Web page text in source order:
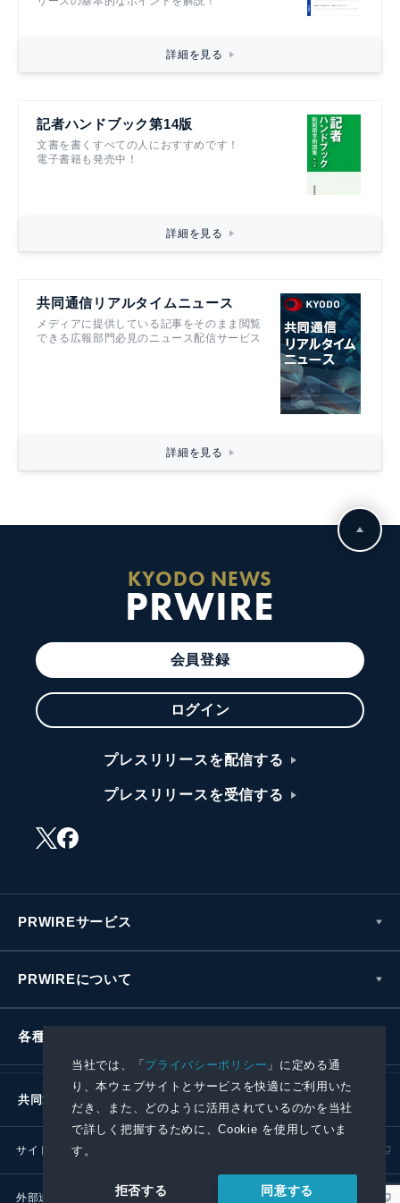
当社では、「プライバシーポリシー 」に定める通
り、本ウェブサイトとサービスを快適にご利用いた
だき、また、どのように活用されているのかを当社
で詳しく把握するために、Cookie を使用していま
す。
拒否する 同意する
詳細を見る
記者ハンドブック第14版
文書を書くすべての人におすすめです！
電子書籍も発売中！
詳細を見る
共同通信リアルタイムニュース
メディアに提供している記事をそのまま閲覧
できる広報部門必見のニュース配信サービス
詳細を見る
KYODO NEWS
PRWIRE
会員登録
ログイン
プレスリリースを配信する
プレスリリースを受信する
PRWIREサービス
PRWIREについて
各種お問い合わせ
共同通信社グループ
サイトポリシー
外部送信ポリシー プレスリリース取扱基準